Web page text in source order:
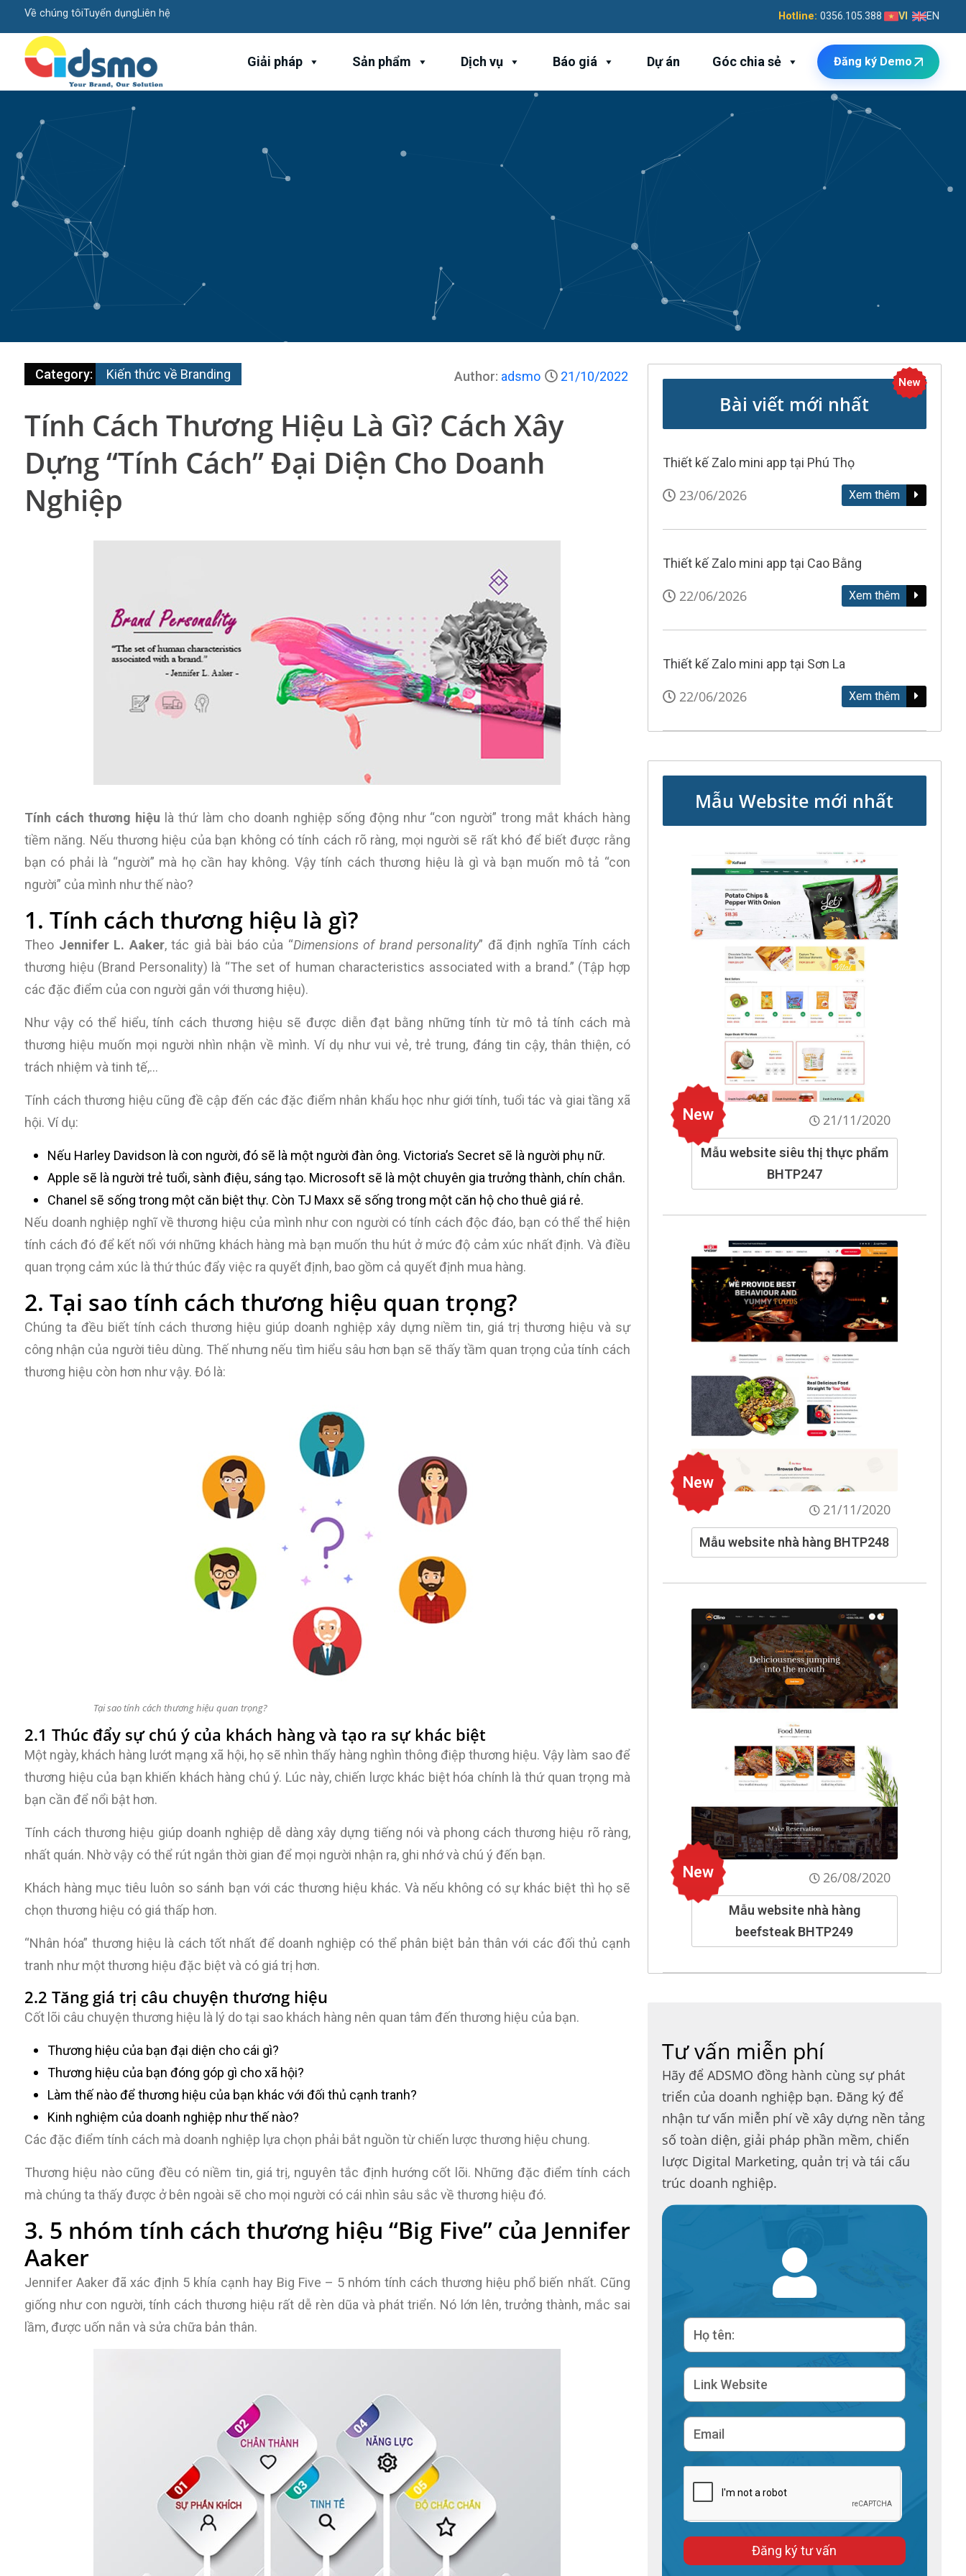
Về chúng tôiTuyển dụngLiên hệ Hotline: 0356.105.388 VI EN
Giải pháp Sản phẩm Dịch vụ Báo giá Dự án Góc chia sẻ Đăng ký Demo
Category: Kiến thức về Branding 21/10/2022
Author: adsmo
Tính Cách Thương Hiệu Là Gì? Cách Xây
Dựng “Tính Cách” Đại Diện Cho Doanh
Nghiệp
Tính cách thương hiệu là thứ làm cho doanh nghiệp sống động như “con người” trong mắt khách hàng
tiềm năng. Nếu thương hiệu của bạn không có tính cách rõ ràng, mọi người sẽ rất khó để biết được rằng
bạn có phải là “người” mà họ cần hay không. Vậy tính cách thương hiệu là gì và bạn muốn mô tả “con
người” của mình như thế nào?
1. Tính cách thương hiệu là gì?
Theo Jennifer L. Aaker, tác giả bài báo của “Dimensions of brand personality” đã định nghĩa Tính cách
thương hiệu (Brand Personality) là “The set of human characteristics associated with a brand.” (Tập hợp
các đặc điểm của con người gắn với thương hiệu).
Như vậy có thể hiểu, tính cách thương hiệu sẽ được diễn đạt bằng những tính từ mô tả tính cách mà
thương hiệu muốn mọi người nhìn nhận về mình. Ví dụ như vui vẻ, trẻ trung, đáng tin cậy, thân thiện, có
trách nhiệm và tinh tế,…
Tính cách thương hiệu cũng đề cập đến các đặc điểm nhân khẩu học như giới tính, tuổi tác và giai tầng xã
hội. Ví dụ:
Nếu Harley Davidson là con người, đó sẽ là một người đàn ông. Victoria’s Secret sẽ là người phụ nữ.
Apple sẽ là người trẻ tuổi, sành điệu, sáng tạo. Microsoft sẽ là một chuyên gia trưởng thành, chín chắn.
Chanel sẽ sống trong một căn biệt thự. Còn TJ Maxx sẽ sống trong một căn hộ cho thuê giá rẻ.
Nếu doanh nghiệp nghĩ về thương hiệu của mình như con người có tính cách độc đáo, bạn có thể thể hiện
tính cách đó để kết nối với những khách hàng mà bạn muốn thu hút ở mức độ cảm xúc nhất định. Và điều
quan trọng cảm xúc là thứ thúc đẩy việc ra quyết định, bao gồm cả quyết định mua hàng.
2. Tại sao tính cách thương hiệu quan trọng?
Chúng ta đều biết tính cách thương hiệu giúp doanh nghiệp xây dựng niềm tin, giá trị thương hiệu và sự
công nhận của người tiêu dùng. Thế nhưng nếu tìm hiểu sâu hơn bạn sẽ thấy tầm quan trọng của tính cách
thương hiệu còn hơn như vậy. Đó là:
Tại sao tính cách thương hiệu quan trọng?
2.1 Thúc đẩy sự chú ý của khách hàng và tạo ra sự khác biệt
Một ngày, khách hàng lướt mạng xã hội, họ sẽ nhìn thấy hàng nghìn thông điệp thương hiệu. Vậy làm sao để
thương hiệu của bạn khiến khách hàng chú ý. Lúc này, chiến lược khác biệt hóa chính là thứ quan trọng mà
bạn cần để nổi bật hơn.
Tính cách thương hiệu giúp doanh nghiệp dễ dàng xây dựng tiếng nói và phong cách thương hiệu rõ ràng,
nhất quán. Nhờ vậy có thể rút ngắn thời gian để mọi người nhận ra, ghi nhớ và chú ý đến bạn.
Khách hàng mục tiêu luôn so sánh bạn với các thương hiệu khác. Và nếu không có sự khác biệt thì họ sẽ
chọn thương hiệu có giá thấp hơn.
“Nhân hóa” thương hiệu là cách tốt nhất để doanh nghiệp có thể phân biệt bản thân với các đối thủ cạnh
tranh như một thương hiệu đặc biệt và có giá trị hơn.
2.2 Tăng giá trị câu chuyện thương hiệu
Cốt lõi câu chuyện thương hiệu là lý do tại sao khách hàng nên quan tâm đến thương hiệu của bạn.
Thương hiệu của bạn đại diện cho cái gì?
Thương hiệu của bạn đóng góp gì cho xã hội?
Làm thế nào để thương hiệu của bạn khác với đối thủ cạnh tranh?
Kinh nghiệm của doanh nghiệp như thế nào?
Các đặc điểm tính cách mà doanh nghiệp lựa chọn phải bắt nguồn từ chiến lược thương hiệu chung.
Thương hiệu nào cũng đều có niềm tin, giá trị, nguyên tắc định hướng cốt lõi. Những đặc điểm tính cách
mà chúng ta thấy được ở bên ngoài sẽ cho mọi người có cái nhìn sâu sắc về thương hiệu đó.
3. 5 nhóm tính cách thương hiệu “Big Five” của Jennifer
Aaker
Jennifer Aaker đã xác định 5 khía cạnh hay Big Five – 5 nhóm tính cách thương hiệu phổ biến nhất. Cũng
giống như con người, tính cách thương hiệu rất dễ rèn dũa và phát triển. Nó lớn lên, trưởng thành, mắc sai
lầm, được uốn nắn và sửa chữa bản thân.
Bài viết mới nhất
New
Thiết kế Zalo mini app tại Phú Thọ
23/06/2026 Xem thêm
Thiết kế Zalo mini app tại Cao Bằng
22/06/2026 Xem thêm
Thiết kế Zalo mini app tại Sơn La
22/06/2026 Xem thêm
Mẫu Website mới nhất
New 21/11/2020
Mẫu website siêu thị thực phẩm
BHTP247
New
21/11/2020
Mẫu website nhà hàng BHTP248
New 26/08/2020
Mẫu website nhà hàng
beefsteak BHTP249
Tư vấn miễn phí
Hãy để ADSMO đồng hành cùng sự phát
triển của doanh nghiệp bạn. Đăng ký để
nhận tư vấn miễn phí về xây dựng nền tảng
số toàn diện, giải pháp phần mềm, chiến
lược Digital Marketing, quản trị và tái cấu
trúc doanh nghiệp.
Đăng ký tư vấn